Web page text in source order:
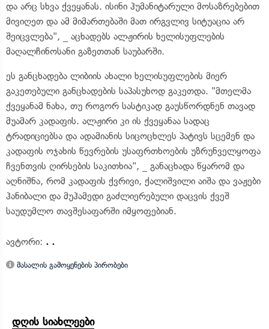
და არც სხვა ქვეყანას. ისინი ჰუმანიტარული მოსაზრებებით
მივიღეთ და ამ მიმართებაში მათ ირგვლივ სიტუაცია არ
შეიცვლება", _ აცხადებს ალჟირის ხელისუფლების
მაღალჩინოსანი გაზეთთან საუბარში.
ეს განცხადება ლიბიის ახალი ხელისუფლების მიერ
გაკეთებული განცხადების საპასუხოდ გაკეთდა. "მთელმა
ქვეყანამ ნახა, თუ როგორ სასტიკად გაუსწორდნენ თავად
მუამარ კადაფის. ალჟირი კი ის ქვეყანაა სადაც
ტრადიციებსა და ადამიანის სიცოცხლეს პატივს სცემენ და
კადაფის ოჯახის წევრების უსაფრთხოების უზრუნველყოფა
ჩვენთვის ღირსების საკითხია", _ განაცხადა წყარომ და
აღნიშნა, რომ კადაფის ქვრივი, ქალიშვილი აიშა და ვაჟები
ჰანიბალი და მუჰამედი გაძლიერებული დაცვის ქვეშ
საუდუმლო თავშესაფარში იმყოფებიან.
ავტორი: . .
მასალის გამოყენების პირობები
დღის სიახლეები